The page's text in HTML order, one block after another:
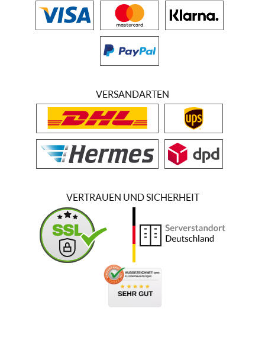
VERSANDARTEN
VERTRAUEN UND SICHERHEIT